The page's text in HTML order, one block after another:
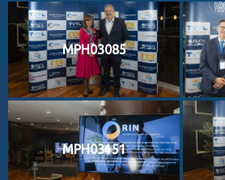
MPH03085
MPH03151